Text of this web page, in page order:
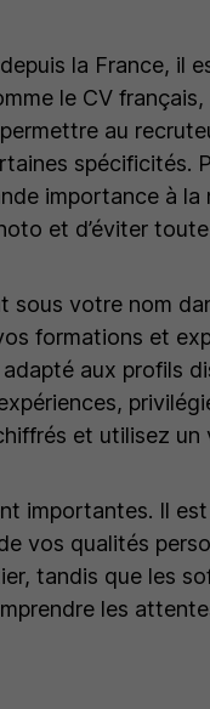
la France, il
le CV
au
spécificités.
importance à
et d’éviter
votre nom
formations et
aux profils
et utilisez un
importantes. Il
vos qualités
tandis que les
les